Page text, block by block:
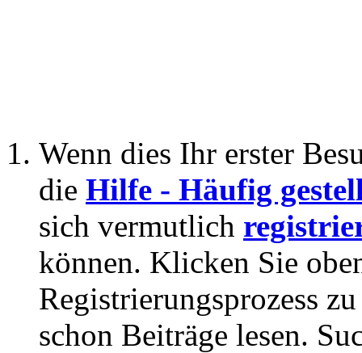
Wenn dies Ihr erster
die Hilfe - Häufig
sich vermutlich
können. Klicken Sie
Registrierungsprozess
schon Beiträge lesen.